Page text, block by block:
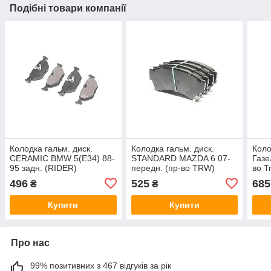
Подібні товари компанії
Колодка гальм. диск.
CERAMIC BMW 5(E34) 88-
95 задн. (RIDER)
496 ₴
Купити
Колодка гальм. диск.
STANDARD MAZDA 6 07-
передн. (пр-во TRW)
525₴
Купити
во
685
Про нас
99% позитивних з 467 відгуків за рік